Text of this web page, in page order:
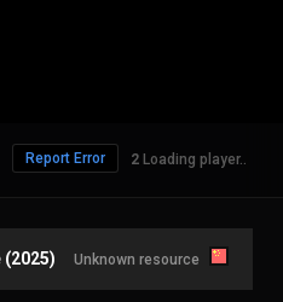
1 Loading player..
Report Error
Unknown resource